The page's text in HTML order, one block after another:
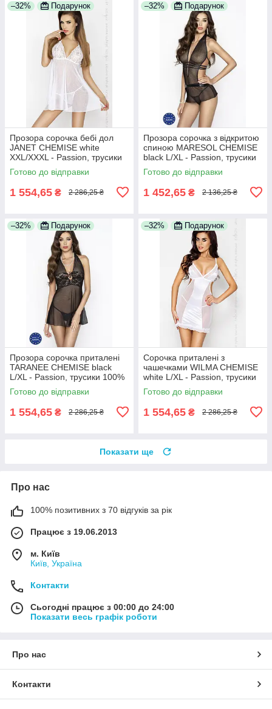
–32% Подарунок
Прозора сорочка бебі дол
JANET CHEMISE white
XXL/XXXL - Passion, трусики
100% Анонімності
Готово до відправки
1 554,65 ₴ 2 286,25 ₴
–32% Подарунок
Прозора сорочка з відкритою
спиною MARESOL CHEMISE
black L/XL - Passion, трусики
100% Анонімності
Готово до відправки
1 452,65 ₴ 2 136,25 ₴
–32% Подарунок
Прозора сорочка приталені
TARANEE CHEMISE black
L/XL - Passion, трусики 100%
Анонімності
Готово до відправки
1 554,65 ₴ 2 286,25 ₴
–32% Подарунок
Сорочка приталені з
чашечками WILMA CHEMISE
white L/XL - Passion, трусики
100% Анонімності
Готово до відправки
1 554,65 ₴ 2 286,25 ₴
Показати ще
Про нас
100% позитивних з 70 відгуків за рік
Працює з 19.06.2013
м. Київ
Київ, Україна
Контакти
Сьогодні працює з 00:00 до 24:00
Показати весь графік роботи
Про нас
Контакти